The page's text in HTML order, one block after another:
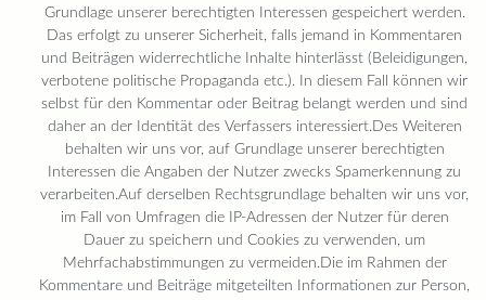
Grundlage unserer berechtigten Interessen gespeichert werden.
Das erfolgt zu unserer Sicherheit, falls jemand in Kommentaren
und Beiträgen widerrechtliche Inhalte hinterlässt (Beleidigungen,
verbotene politische Propaganda etc.). In diesem Fall können wir
selbst für den Kommentar oder Beitrag belangt werden und sind
daher an der Identität des Verfassers interessiert.Des Weiteren
behalten wir uns vor, auf Grundlage unserer berechtigten
Interessen die Angaben der Nutzer zwecks Spamerkennung zu
verarbeiten.Auf derselben Rechtsgrundlage behalten wir uns vor,
im Fall von Umfragen die IP-Adressen der Nutzer für deren
Dauer zu speichern und Cookies zu verwenden, um
Mehrfachabstimmungen zu vermeiden.Die im Rahmen der
Kommentare und Beiträge mitgeteilten Informationen zur Person,